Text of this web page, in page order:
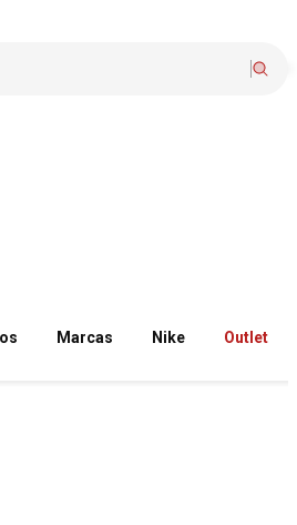
Marcas Nike Outlet